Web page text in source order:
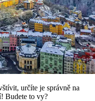
určíte je správně na
Budete to vy?